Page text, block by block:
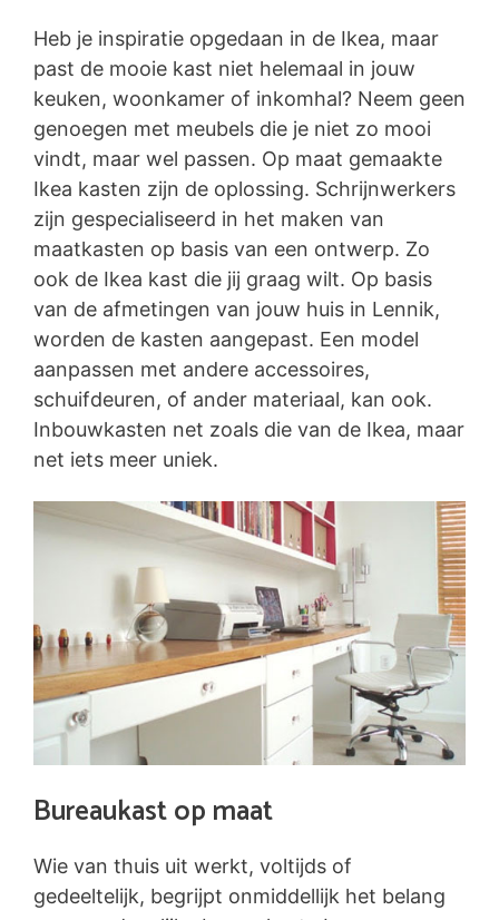
Heb je inspiratie opgedaan in de Ikea, maar
past de mooie kast niet helemaal in jouw
keuken, woonkamer of inkomhal? Neem geen
genoegen met meubels die je niet zo mooi
vindt, maar wel passen. Op maat gemaakte
Ikea kasten zijn de oplossing. Schrijnwerkers
zijn gespecialiseerd in het maken van
maatkasten op basis van een ontwerp. Zo
ook de Ikea kast die jij graag wilt. Op basis
van de afmetingen van jouw huis in Lennik,
worden de kasten aangepast. Een model
aanpassen met andere accessoires,
schuifdeuren, of ander materiaal, kan ook.
Inbouwkasten net zoals die van de Ikea, maar
net iets meer uniek.
Bureaukast op maat
Wie van thuis uit werkt, voltijds of
gedeeltelijk, begrijpt onmiddellijk het belang